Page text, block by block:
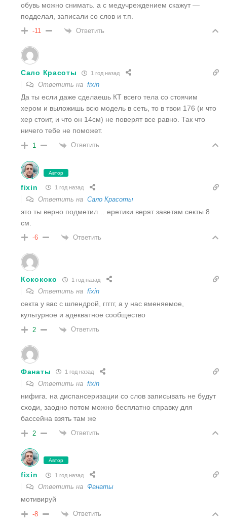
обувь можно снимать. а с медучреждением скажут —
подделал, записали со слов и т.п.
-11 Ответить
Сало Красоты 1 год назад
Ответить на fixin
Да ты если даже сделаешь КТ всего тела со стоячим
хером и выложишь всю модель в сеть, то в твои 176 (и что
хер стоит, и что он 14см) не поверят все равно. Так что
ничего тебе не поможет.
1 Ответить
Автор
fixin 1 год назад
Ответить на Сало Красоты
это ты верно подметил… еретики верят заветам секты 8
см.
-6 Ответить
Кокококо 1 год назад
Ответить на fixin
секта у вас с шлендрой, ггггг, а у нас вменяемое,
культурное и адекватное сообщество
2 Ответить
Фанаты 1 год назад
Ответить на fixin
нифига. на диспансеризации со слов записывать не будут
сходи, заодно потом можно бесплатно справку для
бассейна взять там же
2 Ответить
Автор
fixin 1 год назад
Ответить на Фанаты
мотивируй
-8 Ответить